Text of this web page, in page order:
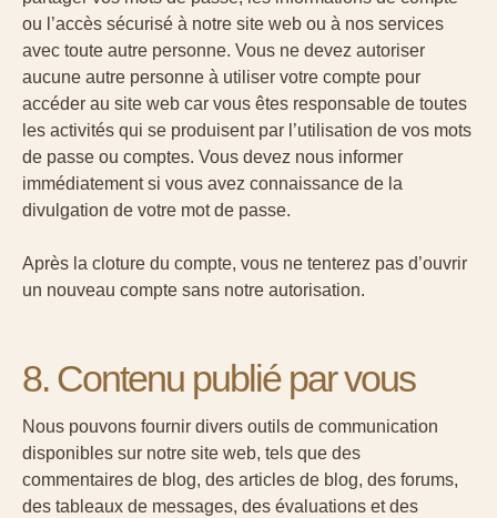
ou l’accès sécurisé à notre site web ou à nos services
avec toute autre personne. Vous ne devez autoriser
aucune autre personne à utiliser votre compte pour
accéder au site web car vous êtes responsable de toutes
les activités qui se produisent par l’utilisation de vos mots
de passe ou comptes. Vous devez nous informer
immédiatement si vous avez connaissance de la
divulgation de votre mot de passe.
Après la cloture du compte, vous ne tenterez pas d’ouvrir
un nouveau compte sans notre autorisation.
8. Contenu publié par vous
Nous pouvons fournir divers outils de communication
disponibles sur notre site web, tels que des
commentaires de blog, des articles de blog, des forums,
des tableaux de messages, des évaluations et des